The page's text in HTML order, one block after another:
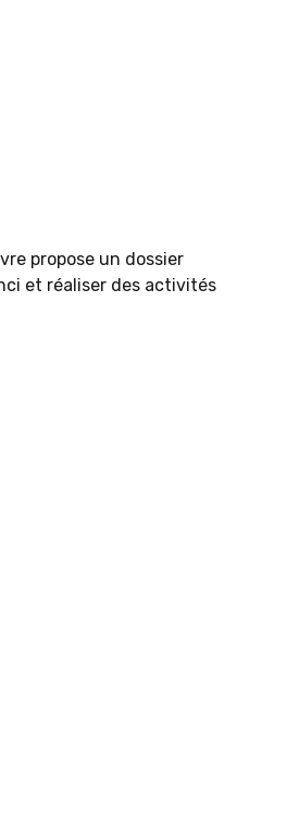
propose un dossier
et réaliser des activités